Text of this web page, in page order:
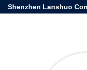
Shenzhen Lanshuo